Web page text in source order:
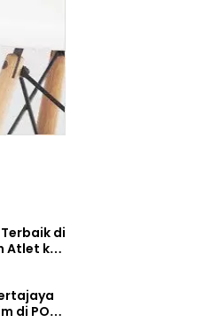
di
Atlet ke
di PON